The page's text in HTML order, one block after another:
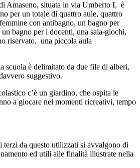
Amaseno, situata in via Umberto I, è
per un totale di quattro aule, quattro
con antibagno, un bagno per
bagno per i docenti, una sala-giochi,
riservato, una piccola aula
scuola è delimitato da due file di alberi,
suggestivo.
c’è un giardino, che ospita le
a giocare nei momenti ricreativi, tempo
terzi da questo utilizzati si avvalgono di
ed utili alle finalità illustrate nella